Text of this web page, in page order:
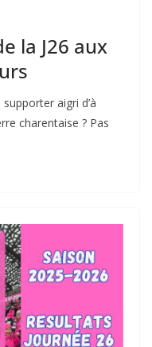
la J26 aux
aigri d’à
charentaise ? Pas